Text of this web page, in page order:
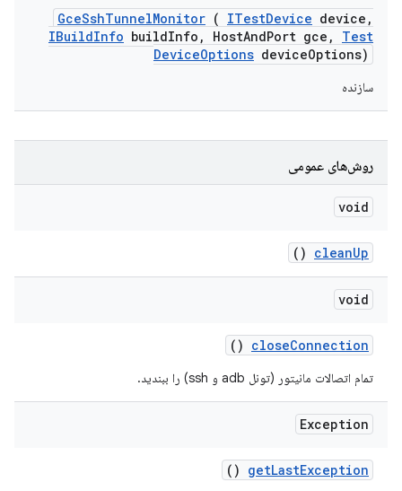
GceSshTunnelMonitor ( ITestDevice device ,
IBuildInfo buildInfo , HostAndPort gce ,
Test
DeviceOptions deviceOptions)
سازنده
روش‌های عمومی
void
cleanUp
()
void
closeConnection
()
تمام اتصالات مانیتور (تونل adb و ssh) را ببندید.
Exception
getLastException
()